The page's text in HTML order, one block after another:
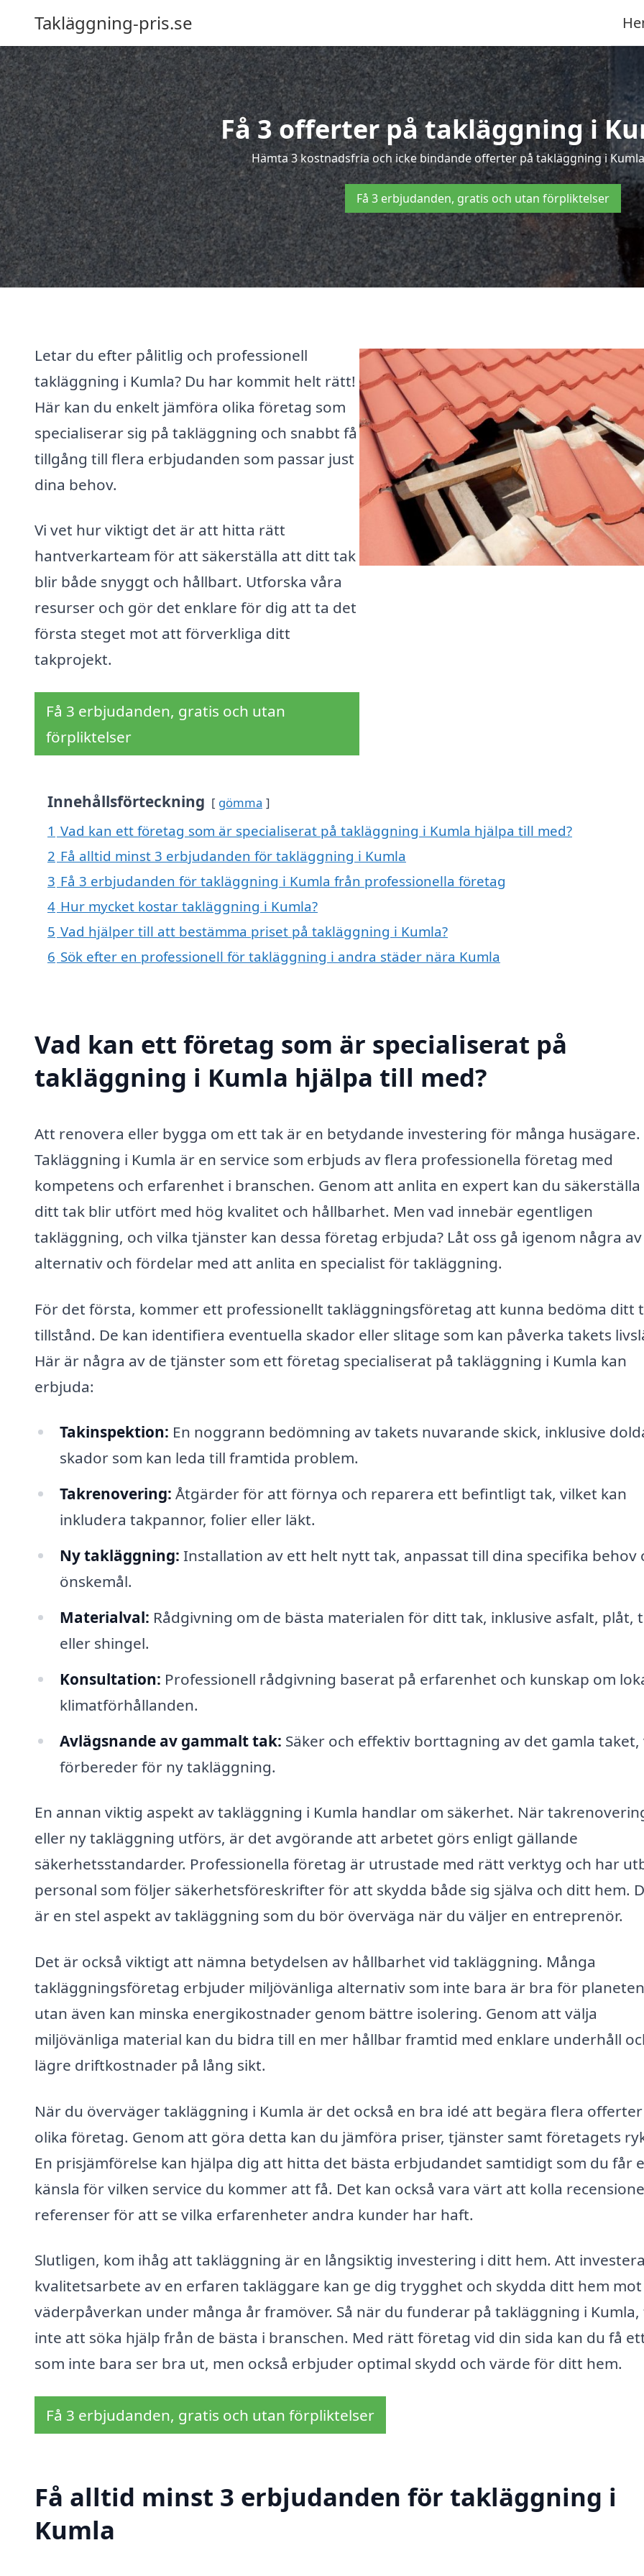
Takläggning-pris.se
Få 3 offerter på takläggning i
Hämta 3 kostnadsfria och icke bindande offerter på takläggning i
Få 3 erbjudanden, gratis och utan förpliktelser
Letar du efter pålitlig och professionell
takläggning i Kumla? Du har kommit helt rätt!
Här kan du enkelt jämföra olika företag som
specialiserar sig på takläggning och snabbt få
tillgång till flera erbjudanden som passar just
dina behov.
Vi vet hur viktigt det är att hitta rätt
hantverkarteam för att säkerställa att ditt tak
blir både snyggt och hållbart. Utforska våra
resurser och gör det enklare för dig att ta det
första steget mot att förverkliga ditt
takprojekt.
Få 3 erbjudanden, gratis och utan
förpliktelser
Innehållsförteckning gömma
1 Vad kan ett företag som är specialiserat på takläggning i Kumla hjälpa till med?
2 Få alltid minst 3 erbjudanden för takläggning i Kumla
3 Få 3 erbjudanden för takläggning i Kumla från professionella företag
4 Hur mycket kostar takläggning i Kumla?
5 Vad hjälper till att bestämma priset på takläggning i Kumla?
6 Sök efter en professionell för takläggning i andra städer nära Kumla
Vad kan ett företag som är specialiserat på
takläggning i Kumla hjälpa till med?
Att renovera eller bygga om ett tak är en betydande investering för många husägare.
Takläggning i Kumla är en service som erbjuds av flera professionella företag med
kompetens och erfarenhet i branschen. Genom att anlita en expert kan du
ditt tak blir utfört med hög kvalitet och hållbarhet. Men vad innebär egentligen
takläggning, och vilka tjänster kan dessa företag erbjuda? Låt oss gå igenom några av
alternativ och fördelar med att anlita en specialist för takläggning.
För det första, kommer ett professionellt takläggningsföretag att kunna bedöma ditt
tillstånd. De kan identifiera eventuella skador eller slitage som kan påverka takets
Här är några av de tjänster som ett företag specialiserat på takläggning i Kumla kan
erbjuda:
Takinspektion: En noggrann bedömning av takets nuvarande skick, inklusive
skador som kan leda till framtida problem.
Takrenovering: Åtgärder för att förnya och reparera ett befintligt tak, vilket kan
inkludera takpannor, folier eller läkt.
Ny takläggning: Installation av ett helt nytt tak, anpassat till dina specifika behov
önskemål.
Materialval: Rådgivning om de bästa materialen för ditt tak, inklusive asfalt, plåt,
eller shingel.
Konsultation: Professionell rådgivning baserat på erfarenhet och kunskap om
klimatförhållanden.
Avlägsnande av gammalt tak: Säker och effektiv borttagning av det gamla taket,
förbereder för ny takläggning.
En annan viktig aspekt av takläggning i Kumla handlar om säkerhet. När
eller ny takläggning utförs, är det avgörande att arbetet görs enligt gällande
säkerhetsstandarder. Professionella företag är utrustade med rätt verktyg och har
personal som följer säkerhetsföreskrifter för att skydda både sig själva och ditt hem.
är en stel aspekt av takläggning som du bör överväga när du väljer en entreprenör.
Det är också viktigt att nämna betydelsen av hållbarhet vid takläggning. Många
takläggningsföretag erbjuder miljövänliga alternativ som inte bara är bra för
utan även kan minska energikostnader genom bättre isolering. Genom att välja
miljövänliga material kan du bidra till en mer hållbar framtid med enklare underhåll
lägre driftkostnader på lång sikt.
När du överväger takläggning i Kumla är det också en bra idé att begära flera
olika företag. Genom att göra detta kan du jämföra priser, tjänster samt företagets
En prisjämförelse kan hjälpa dig att hitta det bästa erbjudandet samtidigt som du får
känsla för vilken service du kommer att få. Det kan också vara värt att kolla
referenser för att se vilka erfarenheter andra kunder har haft.
Slutligen, kom ihåg att takläggning är en långsiktig investering i ditt hem. Att
kvalitetsarbete av en erfaren takläggare kan ge dig trygghet och skydda ditt hem mot
väderpåverkan under många år framöver. Så när du funderar på takläggning i Kumla,
inte att söka hjälp från de bästa i branschen. Med rätt företag vid din sida kan du få
som inte bara ser bra ut, men också erbjuder optimal skydd och värde för ditt hem.
Få 3 erbjudanden, gratis och utan förpliktelser
Få alltid minst 3 erbjudanden för takläggning i
Kumla